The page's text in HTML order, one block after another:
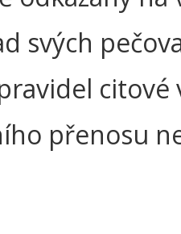
svých
citové
přenosu